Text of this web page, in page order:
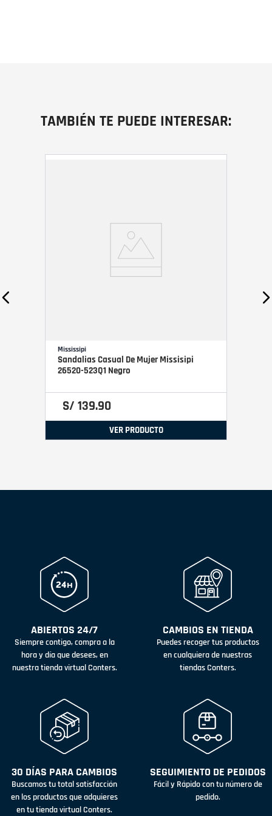
TAMBIÉN TE PUEDE INTERESAR:
Mississipi
Sandalias Casual De Mujer Missisipi
26520-523Q1 Negro
S/ 139.90
VER PRODUCTO
ABIERTOS 24/7
Siempre contigo, compra a la
hora y día que desees, en
nuestra tienda virtual Conters.
CAMBIOS EN TIENDA
Puedes recoger tus productos
en cualquiera de nuestras
tiendas Conters.
30 DÍAS PARA CAMBIOS
Buscamos tu total satisfacción
en los productos que adquieres
en tu tienda virtual Conters.
SEGUIMIENTO DE PEDIDOS
Fácil y Rápido con tu número de
pedido.